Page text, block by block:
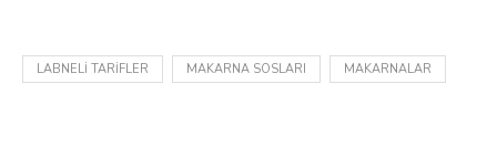
LABNELI TARIFLER MAKARNA SOSLARI MAKARNALAR